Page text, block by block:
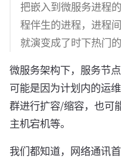
把嵌入到微服务进程
程伴生的进程，进程
就演变成了时下热门的
微服务架构下，服务节
可能是因为计划内的运
群进行扩容/缩容，也可
主机宕机等。
我们都知道，网络通讯